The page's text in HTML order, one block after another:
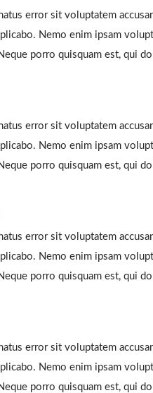
error sit voluptatem
Nemo enim ipsam
porro quisquam est, qui
error sit voluptatem
Nemo enim ipsam
porro quisquam est, qui
error sit voluptatem
Nemo enim ipsam
porro quisquam est, qui
error sit voluptatem
Nemo enim ipsam
porro quisquam est, qui